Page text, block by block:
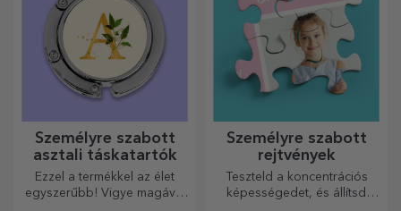
Személyre szabott
asztali táskatartók
Ezzel a termékkel az élet
egyszerűbb! Vigye magával
Személyre szabott
rejtvények
Teszteld a koncentrációs
képességedet, és állítsd